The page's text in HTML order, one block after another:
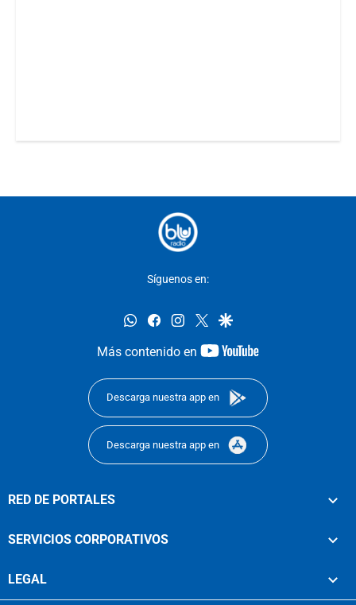
Síguenos en:
whatsappfacebookinstagram
twittergoogle
Más contenido en
youtube-
Descarga nuestra app en
Descarga nuestra app en
RED DE PORTALES
SERVICIOS CORPORATIVOS
LEGAL